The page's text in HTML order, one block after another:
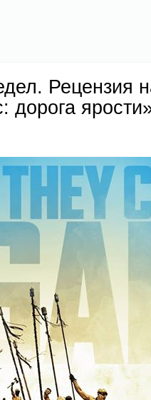
Рецензия
дорога